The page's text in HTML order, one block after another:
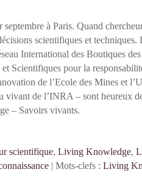
septembre à Paris. Quand
scientifiques et
International des Boutiques
Scientifiques pour la
de l’Ecole des Mines et
vivant de l’INRA – sont heureux
– Savoirs vivants.
scientifique, Living Knowledge,
| Mots-clefs : Living